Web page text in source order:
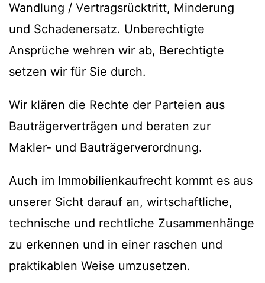
Wandlung / Vertragsrücktritt, Minderung
und Schadenersatz. Unberechtigte
Ansprüche wehren wir ab, Berechtigte
setzen wir für Sie durch.
Wir klären die Rechte der Parteien aus
Bauträgerverträgen und beraten zur
Makler- und Bauträgerverordnung.
Auch im Immobilienkaufrecht kommt es aus
unserer Sicht darauf an, wirtschaftliche,
technische und rechtliche Zusammenhänge
zu erkennen und in einer raschen und
praktikablen Weise umzusetzen.